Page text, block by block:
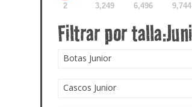
2 3,249 6,496 9,744
Botas Junior
Cascos Junior